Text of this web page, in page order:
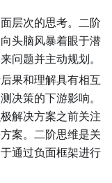
层次的思考。二阶
头脑风暴着眼于潜
问题并主动规划。
果和理解具有相互
决策的下游影响。
解决方案之前关注
案。二阶思维是关
通过负面框架进行